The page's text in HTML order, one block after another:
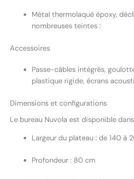
Métal thermolaqué époxy,
nombreuses teintes :
Accessoires
Passe-câbles intégrés,
plastique rigide, écrans
Dimensions et configurations
Le bureau Nuvola est disponible
Largeur du plateau : de 140 à
Profondeur : 80 cm